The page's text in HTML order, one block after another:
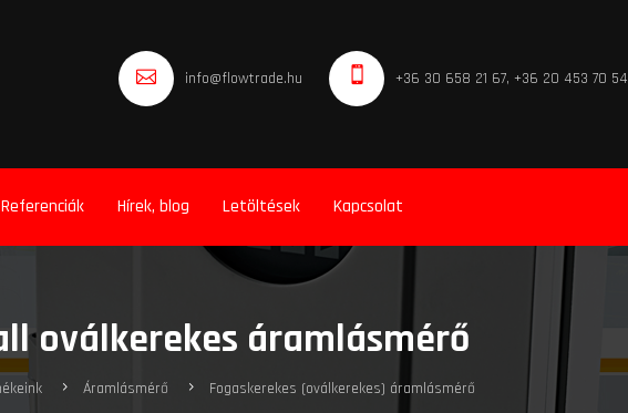
info@flowtrade.hu +36 30 658 21 67, +36 20 453 70 54
Referenciák Hírek, blog Letöltések Kapcsolat
oválkerekes áramlásmérő
Áramlásmérő Fogaskerekes (oválkerekes) áramlásmérő